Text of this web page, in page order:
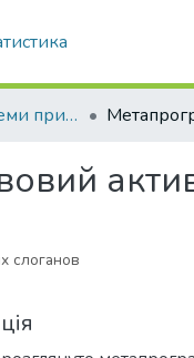
Актуальні проблеми прикладної лінгвістики
слоганов